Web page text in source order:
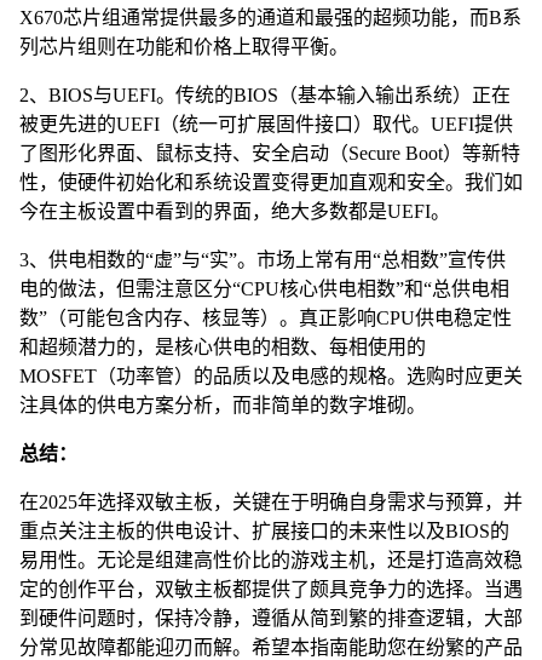
X670芯片组通常提供最多的通道和最强的超频功能，而B系
列芯片组则在功能和价格上取得平衡。
2、BIOS与UEFI。传统的BIOS（基本输入输出系统）正在
被更先进的UEFI（统一可扩展固件接口）取代。UEFI提供
了图形化界面、鼠标支持、安全启动（Secure Boot）等新特
性，使硬件初始化和系统设置变得更加直观和安全。我们如
今在主板设置中看到的界面，绝大多数都是UEFI。
3、供电相数的“虚”与“实”。市场上常有用“总相数”宣传供
电的做法，但需注意区分“CPU核心供电相数”和“总供电相
数”（可能包含内存、核显等）。真正影响CPU供电稳定性
和超频潜力的，是核心供电的相数、每相使用的
MOSFET（功率管）的品质以及电感的规格。选购时应更关
注具体的供电方案分析，而非简单的数字堆砌。
总结：
在2025年选择双敏主板，关键在于明确自身需求与预算，并
重点关注主板的供电设计、扩展接口的未来性以及BIOS的
易用性。无论是组建高性价比的游戏主机，还是打造高效稳
定的创作平台，双敏主板都提供了颇具竞争力的选择。当遇
到硬件问题时，保持冷静，遵循从简到繁的排查逻辑，大部
分常见故障都能迎刃而解。希望本指南能助您在纷繁的产品